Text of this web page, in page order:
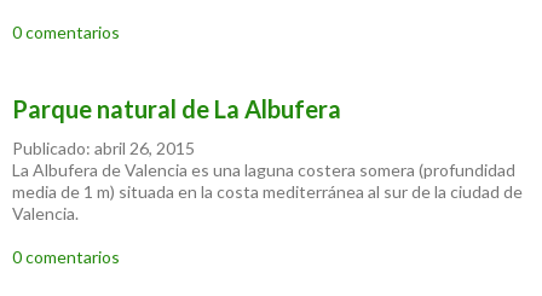
0 comentarios
Parque natural de La Albufera
Publicado: abril 26, 2015
La Albufera de Valencia es una laguna costera somera (profundidad
media de 1 m) situada en la costa mediterránea al sur de la ciudad de
Valencia.
0 comentarios